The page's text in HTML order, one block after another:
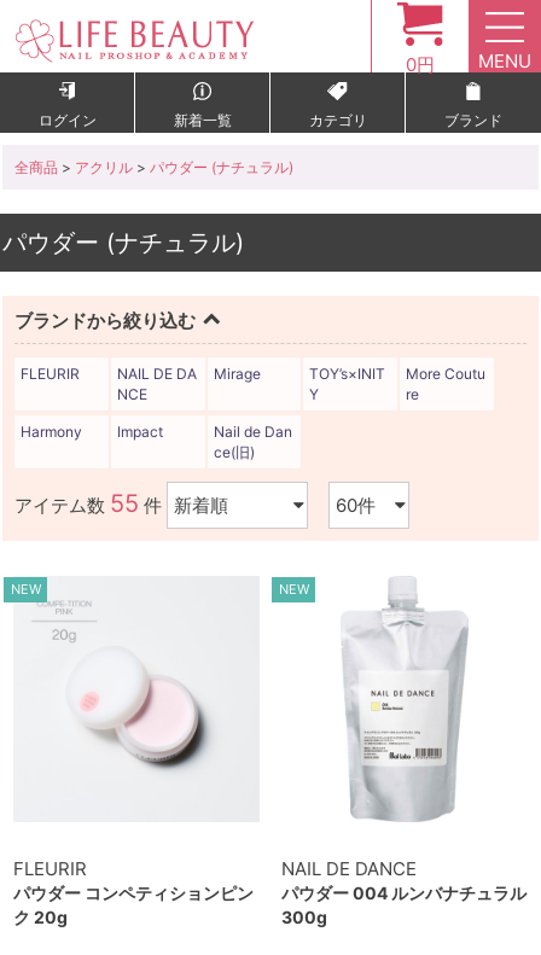
0円 MENU
ログイン 新着一覧 カテゴリ ブランド
全商品 > アクリル > パウダー (ナチュラル)
パウダー (ナチュラル)
ブランドから絞り込む
FLEURIR
NAIL DE DA
NCE
Mirage
TOY’s×INIT
Y
More Coutu
re
Harmony Impact
Nail de Dan
ce(旧)
アイテム数 55 件
NEW
FLEURIR
パウダー コンペティションピン
ク 20g
NEW
NAIL DE DANCE
パウダー 004 ルンバナチュラル
300g